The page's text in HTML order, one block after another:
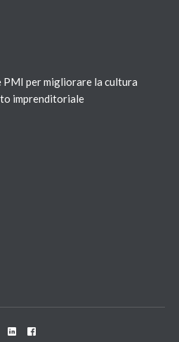
PMI per migliorare la cultura
imprenditoriale